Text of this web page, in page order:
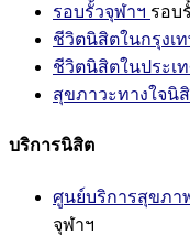
รอบรั้วจุฬาฯ รอบ
ชีวิตนิสิตในกรุงเ
ชีวิตนิสิตในประเ
สุขภาวะทางใจนิ
บริการนิสิต
ศูนย์บริการสุขภา
จุฬาฯ